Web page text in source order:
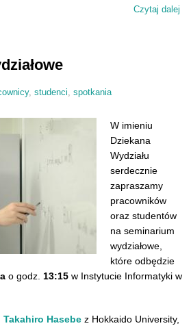
Czytaj dalej
, studenci spotkania
W imieniu
Dziekana
Wydziału
serdecznie
zapraszamy
pracowników
oraz studentów
na seminarium
wydziałowe,
które odbędzie
o godz. 13:15 w Instytucie Informatyki w
Takahiro Hasebe z Hokkaido University,